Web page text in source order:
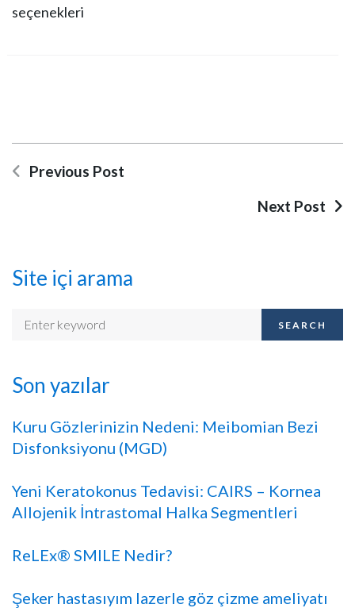
seçenekleri
Previous Post
Next Post
Site içi arama
SEARCH
Son yazılar
Kuru Gözlerinizin Nedeni: Meibomian Bezi
Disfonksiyonu (MGD)
Yeni Keratokonus Tedavisi: CAIRS – Kornea
Allojenik İntrastomal Halka Segmentleri
ReLEx® SMILE Nedir?
Şeker hastasıyım lazerle göz çizme ameliyatı